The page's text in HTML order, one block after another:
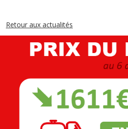
Retour aux actualités